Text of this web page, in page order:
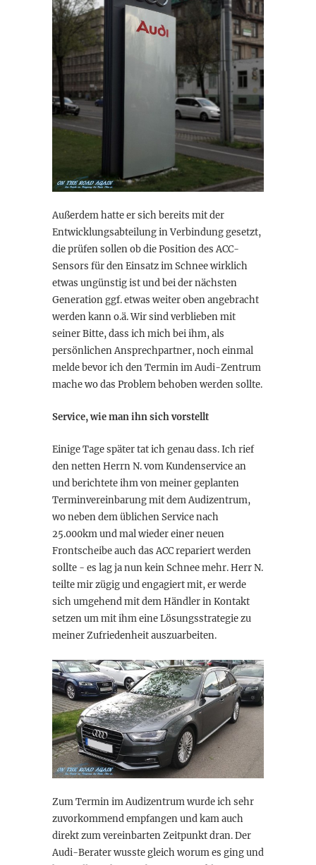
Außerdem hatte er sich bereits mit der
Entwicklungsabteilung in Verbindung gesetzt,
die prüfen sollen ob die Position des ACC-
Sensors für den Einsatz im Schnee wirklich
etwas ungünstig ist und bei der nächsten
Generation ggf. etwas weiter oben angebracht
werden kann o.ä. Wir sind verblieben mit
seiner Bitte, dass ich mich bei ihm, als
persönlichen Ansprechpartner, noch einmal
melde bevor ich den Termin im Audi-Zentrum
mache wo das Problem behoben werden sollte.
Service, wie man ihn sich vorstellt
Einige Tage später tat ich genau dass. Ich rief
den netten Herrn N. vom Kundenservice an
und berichtete ihm von meiner geplanten
Terminvereinbarung mit dem Audizentrum,
wo neben dem üblichen Service nach
25.000km und mal wieder einer neuen
Frontscheibe auch das ACC repariert werden
sollte - es lag ja nun kein Schnee mehr. Herr N.
teilte mir zügig und engagiert mit, er werde
sich umgehend mit dem Händler in Kontakt
setzen um mit ihm eine Lösungsstrategie zu
meiner Zufriedenheit auszuarbeiten.
Zum Termin im Audizentrum wurde ich sehr
zuvorkommend empfangen und kam auch
direkt zum vereinbarten Zeitpunkt dran. Der
Audi-Berater wusste gleich worum es ging und